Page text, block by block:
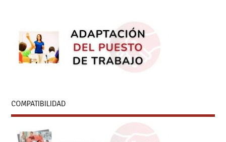
COMPATIBILIDAD